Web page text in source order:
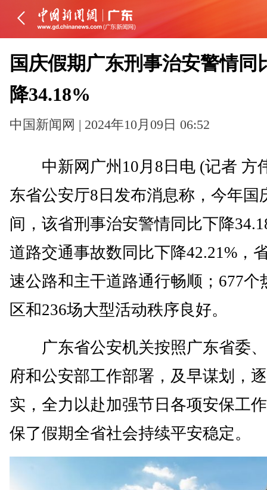
国庆假期广东刑事治安警情同
降34.18%
中国新闻网 | 2024年10月09日 06:52
中新网广州10月8日电 (记者 方
东省公安厅8日发布消息称，今年国
间，该省刑事治安警情同比下降
道路交通事故数同比下降42.21%，
速公路和主干道路通行畅顺；677个
区和236场大型活动秩序良好。
广东省公安机关按照广东省委
府和公安部工作部署，及早谋划，
实，全力以赴加强节日各项安保工
保了假期全省社会持续平安稳定。